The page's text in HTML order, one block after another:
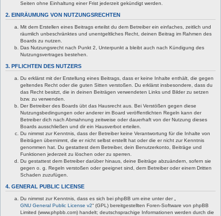
Seiten ohne Einhaltung einer Frist jederzeit gekündigt werden.
2. EINRÄUMUNG VON NUTZUNGSRECHTEN
Mit dem Erstellen eines Beitrags erteilst du dem Betreiber ein einfaches, zeitlich und
räumlich unbeschränktes und unentgeltliches Recht, deinen Beitrag im Rahmen des
Boards zu nutzen.
Das Nutzungsrecht nach Punkt 2, Unterpunkt a bleibt auch nach Kündigung des
Nutzungsvertrages bestehen.
3. PFLICHTEN DES NUTZERS
Du erklärst mit der Erstellung eines Beitrags, dass er keine Inhalte enthält, die gegen
geltendes Recht oder die guten Sitten verstoßen. Du erklärst insbesondere, dass du
das Recht besitzt, die in deinen Beiträgen verwendeten Links und Bilder zu setzen
bzw. zu verwenden.
Der Betreiber des Boards übt das Hausrecht aus. Bei Verstößen gegen diese
Nutzungsbedingungen oder anderer im Board veröffentlichten Regeln kann der
Betreiber dich nach Abmahnung zeitweise oder dauerhaft von der Nutzung dieses
Boards ausschließen und dir ein Hausverbot erteilen.
Du nimmst zur Kenntnis, dass der Betreiber keine Verantwortung für die Inhalte von
Beiträgen übernimmt, die er nicht selbst erstellt hat oder die er nicht zur Kenntnis
genommen hat. Du gestattest dem Betreiber, dein Benutzerkonto, Beiträge und
Funktionen jederzeit zu löschen oder zu sperren.
Du gestattest dem Betreiber darüber hinaus, deine Beiträge abzuändern, sofern sie
gegen o. g. Regeln verstoßen oder geeignet sind, dem Betreiber oder einem Dritten
Schaden zuzufügen.
4. GENERAL PUBLIC LICENSE
Du nimmst zur Kenntnis, dass es sich bei phpBB um eine unter der „
GNU General Public License v2“ (GPL) bereitgestellten Foren-Software von phpBB
Limited (www.phpbb.com) handelt; deutschsprachige Informationen werden durch die